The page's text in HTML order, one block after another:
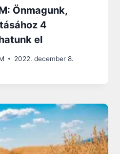
Önmagunk,
4
el
2022. december 8.